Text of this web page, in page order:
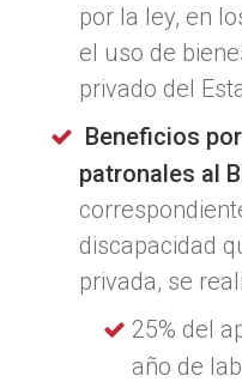
por la ley, en
el uso de
privado del
Beneficios
patronales al
discapacidad
privada, se
25% del
año de